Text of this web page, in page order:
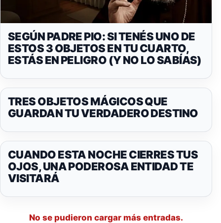
SEGÚN PADRE PIO: SI TENÉS UNO DE
ESTOS 3 OBJETOS EN TU CUARTO,
ESTÁS EN PELIGRO (Y NO LO SABÍAS)
TRES OBJETOS MÁGICOS QUE
GUARDAN TU VERDADERO DESTINO
CUANDO ESTA NOCHE CIERRES TUS
OJOS, UNA PODEROSA ENTIDAD TE
VISITARÁ
No se pudieron cargar más entradas.